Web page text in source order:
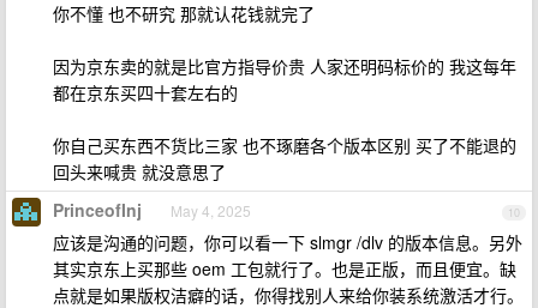
你不懂 也不研究 那就认花钱就完了
因为京东卖的就是比官方指导价贵 人家还明码标价的 我这每年
都在京东买四十套左右的
你自己买东西不货比三家 也不琢磨各个版本区别 买了不能退的
回头来喊贵 就没意思了
10
PrinceofInj May 4, 2025
应该是沟通的问题，你可以看一下 slmgr /dlv 的版本信息。另外
其实京东上买那些 oem 工包就行了。也是正版，而且便宜。缺
点就是如果版权洁癖的话，你得找别人来给你装系统激活才行。